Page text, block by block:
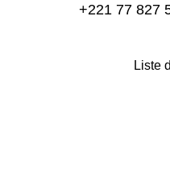
+221 77 827
Liste